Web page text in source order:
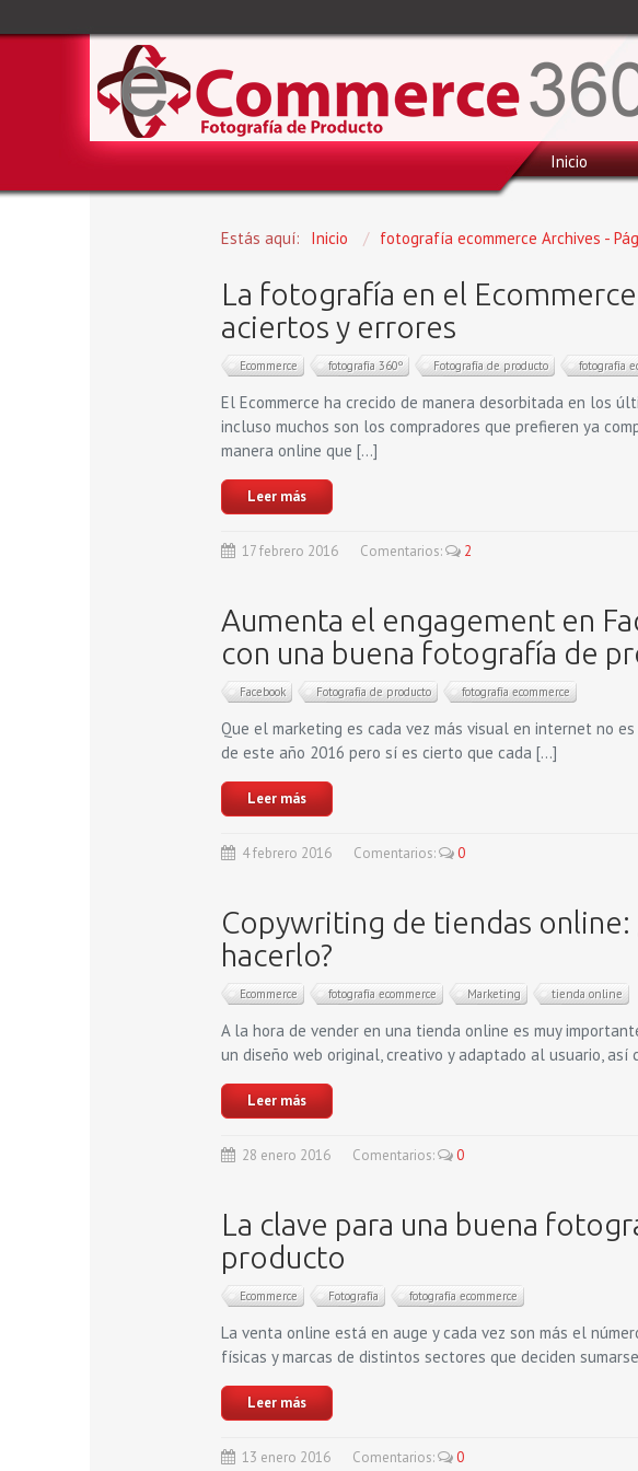
Inicio
Estás aquí: Inicio / fotografía ecommerce Archives -
La fotografía en el
aciertos y errores
Ecommerce fotografía 360º Fotografía de producto fotografía
El Ecommerce ha crecido de manera desorbitada en los
incluso muchos son los compradores que prefieren ya
manera online que […]
Leer más
17febrero 2016 Comentarios: 2
Aumenta el engagement en
con una buena fotografía de
Facebook Fotografía de producto fotografía ecommerce
Que el marketing es cada vez más visual en internet no
de este año 2016 pero sí es cierto que cada […]
Leer más
4febrero 2016 Comentarios: 0
Copywriting de tiendas online:
hacerlo?
Ecommerce fotografía ecommerce Marketing tienda online
A la hora de vender en una tienda online es muy
un diseño web original, creativo y adaptado al usuario, así
Leer más
28 enero 2016 Comentarios: 0
La clave para una buena
producto
Ecommerce Fotografía fotografía ecommerce
La venta online está en auge y cada vez son más el
físicas y marcas de distintos sectores que deciden
Leer más
13 enero 2016 Comentarios: 0